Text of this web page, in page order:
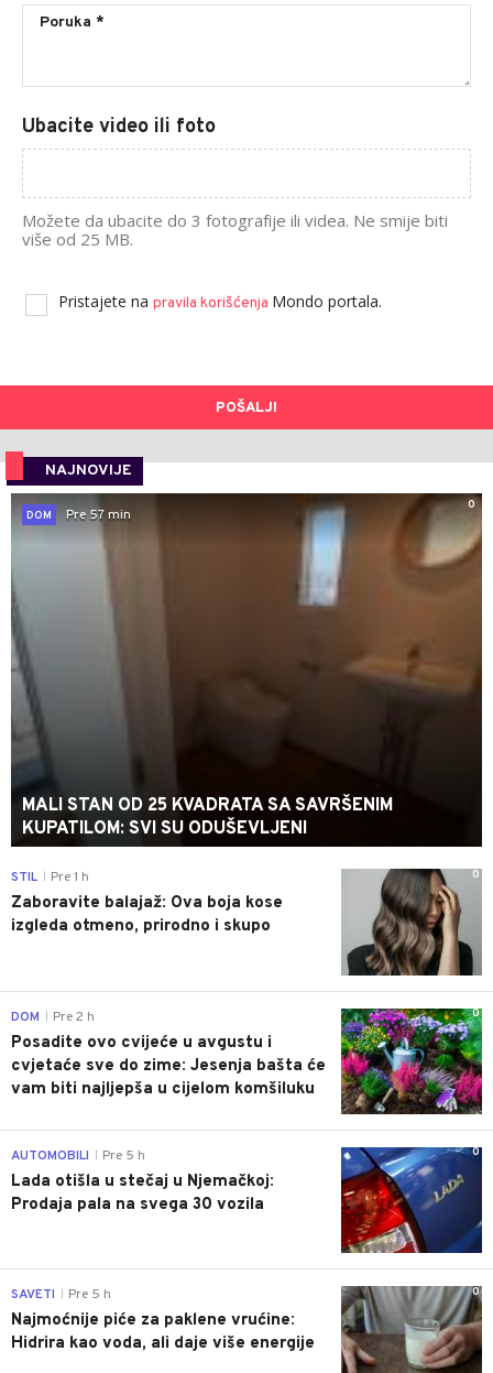
Ubacite video ili foto
Možete da ubacite do 3 fotografije ili videa. Ne smije biti
više od 25 MB.
Pristajete na pravila korišćenja Mondo portala.
POŠALJI
NAJNOVIJE
0
DOM
Pre 57 min
MALI STAN OD 25 KVADRATA SA SAVRŠENIM
KUPATILOM: SVI SU ODUŠEVLJENI
0
STIL Pre 1 h
Zaboravite balajaž: Ova boja kose
izgleda otmeno, prirodno i skupo
0
DOM Pre 2 h
Posadite ovo cvijeće u avgustu i
cvjetaće sve do zime: Jesenja bašta će
vam biti najljepša u cijelom komšiluku
0
AUTOMOBILI Pre 5 h
Lada otišla u stečaj u Njemačkoj:
Prodaja pala na svega 30 vozila
0
SAVETI Pre 5 h
Najmoćnije piće za paklene vrućine:
Hidrira kao voda, ali daje više energije